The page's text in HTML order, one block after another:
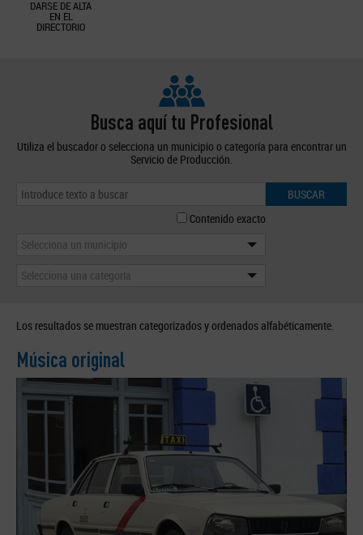
DARSE DE ALTA
EN EL
DIRECTORIO
Busca aquí tu Profesional
Utiliza el buscador o selecciona un municipio o categoría para encontrar un
Servicio de Producción.
BUSCAR
Contenido exacto
Selecciona un municipio
Selecciona una categoría
Los resultados se muestran categorizados y ordenados alfabéticamente.
Música original